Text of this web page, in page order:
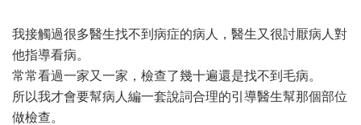
我接觸過很多醫生找不到病症的病人，醫生又很討厭病人對
他指導看病。
常常看過一家又一家，檢查了幾十遍還是找不到毛病。
所以我才會要幫病人編一套說詞合理的引導醫生幫那個部位
做檢查。